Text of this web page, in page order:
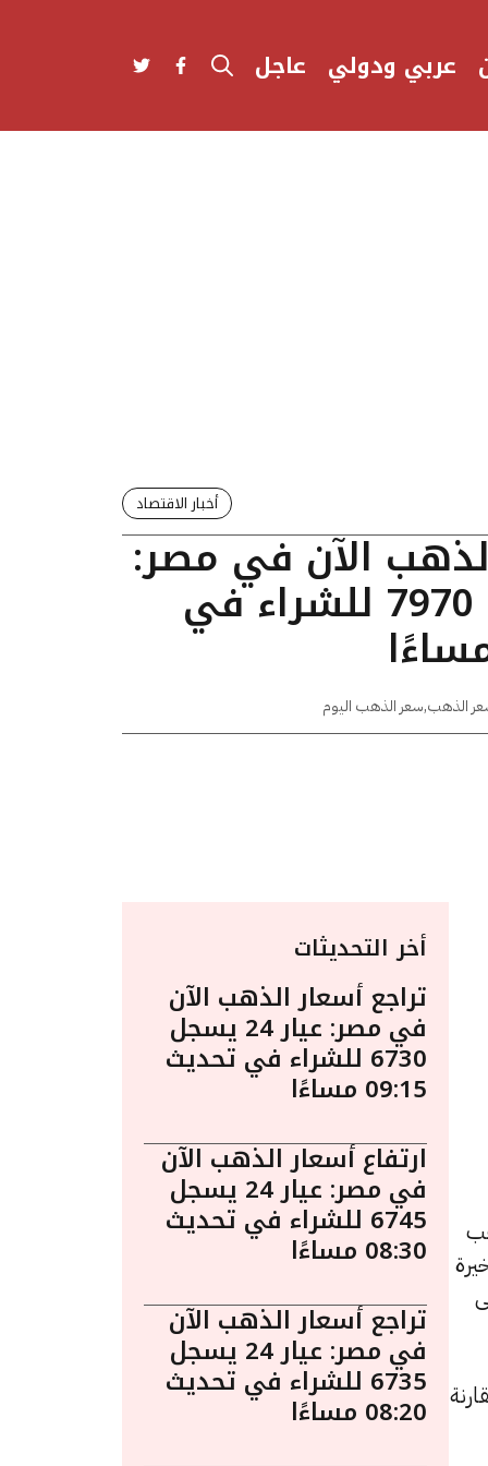
عربي ودولي عاجل
أخبار الاقتصاد
الآن في مصر:
عيار 24 يسجل 7970 للشراء في
الذهب,سعر الذهب اليوم
يُعد الذهب
بقيمة 5 جنيهات مقارنة
أخر التحديثات
تراجع أسعار الذهب الآن
في مصر: عيار 24 يسجل
6730 للشراء في تحديث
09:15 مساءًا
ارتفاع أسعار الذهب الآن
في مصر: عيار 24 يسجل
6745 للشراء في تحديث
08:30 مساءًا
تراجع أسعار الذهب الآن
في مصر: عيار 24 يسجل
6735 للشراء في تحديث
08:20 مساءًا